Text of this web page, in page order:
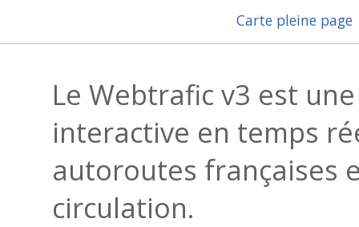
Carte pleine page
Le Webtrafic v3 est
interactive en temps
autoroutes françaises
circulation.